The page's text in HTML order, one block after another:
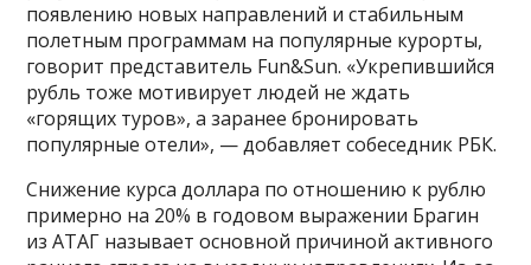
появлению новых направлений и стабильным
полетным программам на популярные курорты,
говорит представитель Fun&Sun. «Укрепившийся
рубль тоже мотивирует людей не ждать
«горящих туров», а заранее бронировать
популярные отели», — добавляет собеседник РБК.
Снижение курса доллара по отношению к рублю
примерно на 20% в годовом выражении Брагин
из АТАГ называет основной причиной активного